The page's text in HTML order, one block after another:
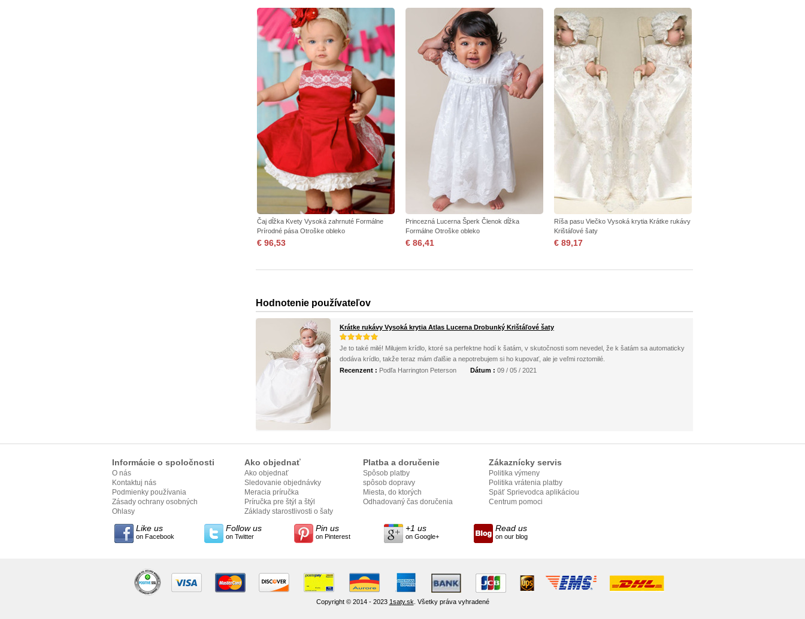
Čaj dĺžka Kvety Vysoká zahrnuté Formálne
Prírodné pása Otroške obleko
€ 96,53
Princezná Lucerna Šperk Členok dĺžka
Formálne Otroške obleko
€ 86,41
Ríša pasu Viečko Vysoká krytia Krátke rukávy
Krištáľové šaty
€ 89,17
Hodnotenie používateľov
Krátke rukávy Vysoká krytia Atlas Lucerna Drobunký Krištáľové šaty
Je to také milé! Milujem krídlo, ktoré sa perfektne hodí k šatám, v skutočnosti som nevedel, že k šatám sa automaticky
dodáva krídlo, takže teraz mám ďalšie a nepotrebujem si ho kupovať, ale je veľmi roztomilé.
Recenzent : Podľa Harrington Peterson Dátum : 09 / 05 / 2021
Informácie o spoločnosti
O nás
Kontaktuj nás
Podmienky používania
Zásady ochrany osobných
údajov
Ohlasy
Ako objednať
Ako objednať
Sledovanie objednávky
Meracia príručka
Príručka pre štýl a štýl
Základy starostlivosti o šaty
Platba a doručenie
Spôsob platby
spôsob dopravy
Miesta, do ktorých
odovzdame
Odhadovaný čas doručenia
Zákaznícky servis
Politika výmeny
Politika vrátenia platby
Späť Sprievodca aplikáciou
Centrum pomoci
Like us
on Facebook
Follow us
on Twitter
Pin us
on Pinterest
+1 us
on Google+
Read us
on our blog
Copyright © 2014 - 2023 1saty.sk . Všetky práva vyhradené